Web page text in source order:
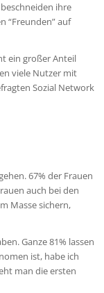
ihre
“Freunden” auf
ein großer Anteil
viele Nutzer mit
Sozial Network
67% der Frauen
auch bei den
Masse sichern,
Ganze 81% lassen
ist, habe ich
man die ersten